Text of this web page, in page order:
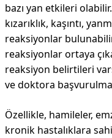
bazı yan etkileri
kızarıklık, kaşıntı,
reaksiyonlar
reaksiyonlar ortaya
reaksiyon belirtileri
ve doktora
Özellikle, hamileler,
kronik hastalıklara